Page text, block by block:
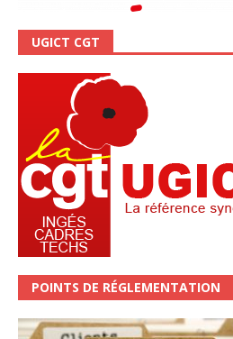
UGICT CGT
POINTS DE RÉGLEMENTATION